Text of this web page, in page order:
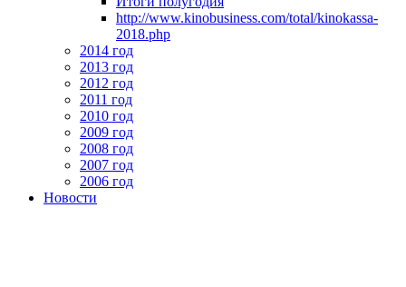
http://www.kinobusiness.com/total/kinokassa-
2018.php
2014 год
2013 год
2012 год
2011 год
2010 год
2009 год
2008 год
2007 год
2006 год
Новости